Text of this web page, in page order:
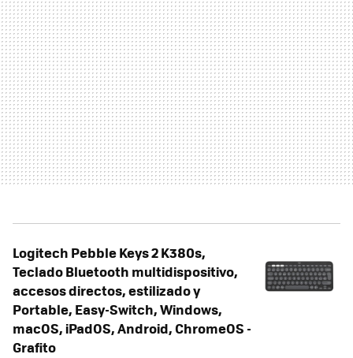
Logitech Pebble Keys 2 K380s,
Teclado Bluetooth multidispositivo,
accesos directos, estilizado y
Portable, Easy-Switch, Windows,
macOS, iPadOS, Android, ChromeOS -
Grafito